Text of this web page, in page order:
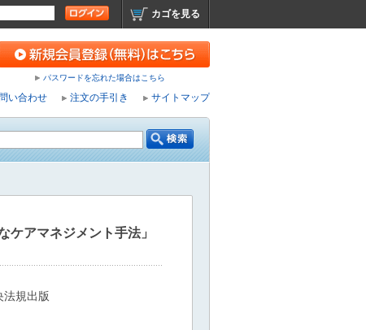
カゴを見る
パスワードを忘れた場合はこちら
い合わせ 注文の手引き サイトマップ
ケアマネジメント手法」
法規出版